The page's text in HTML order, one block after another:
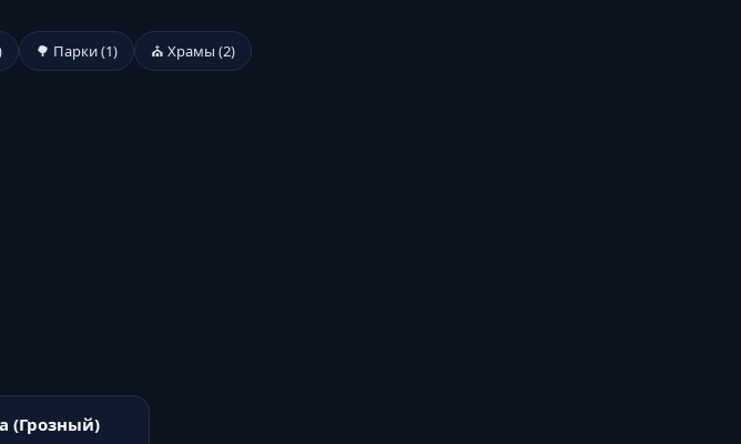
🌳 Парки (1) ⛪ Храмы (2)
(Грозный)